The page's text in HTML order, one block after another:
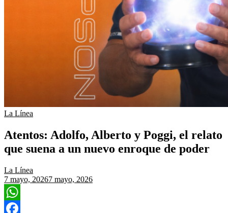
La Línea
Atentos: Adolfo, Alberto y Poggi, el relato
que suena a un nuevo enroque de poder
La Línea
7 mayo, 20267 mayo, 2026
WhatsApp